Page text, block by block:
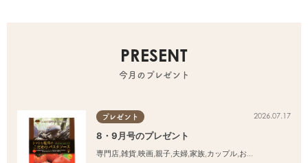
PRESENT
今月のプレゼント
プレゼント 2026.07.17
8・9月号のプレゼント
専門店,雑貨,映画,親子,夫婦,家族,カップル,おひとりさま